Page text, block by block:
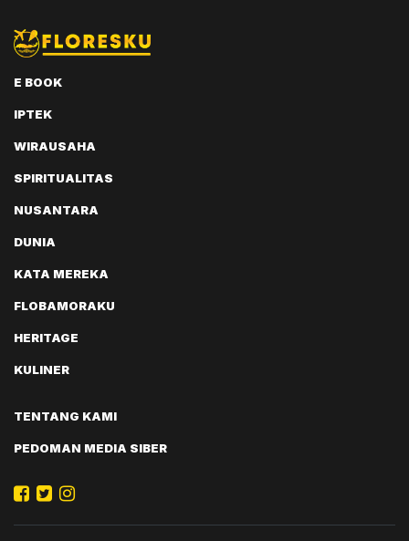
E BOOK
IPTEK
WIRAUSAHA
SPIRITUALITAS
NUSANTARA
DUNIA
KATA MEREKA
FLOBAMORAKU
HERITAGE
KULINER
TENTANG KAMI
PEDOMAN MEDIA SIBER